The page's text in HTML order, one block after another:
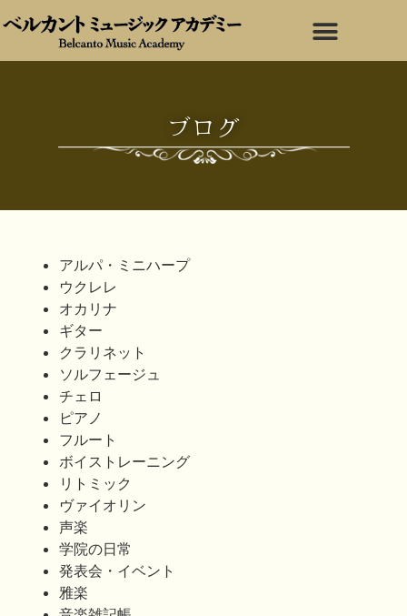
ブログ
アルパ・ミニハープ
ウクレレ
オカリナ
ギター
クラリネット
ソルフェージュ
チェロ
ピアノ
フルート
ボイストレーニング
リトミック
ヴァイオリン
声楽
学院の日常
発表会・イベント
雅楽